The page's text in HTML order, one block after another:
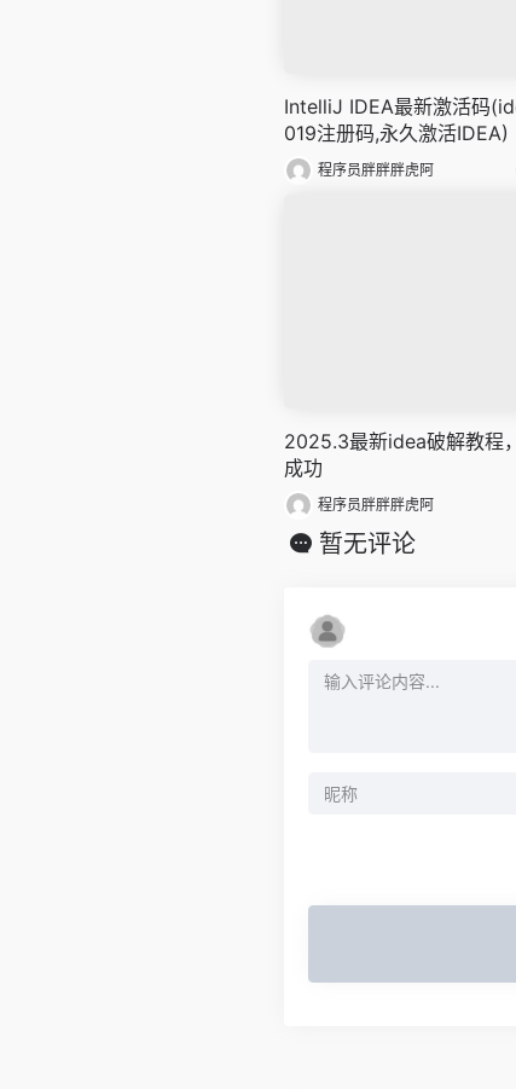
IntelliJ IDEA最新激活码
019注册码,永久激活IDEA)
程序员胖胖胖虎阿
2025.3最新idea破解教程
成功
程序员胖胖胖虎阿
暂无评论